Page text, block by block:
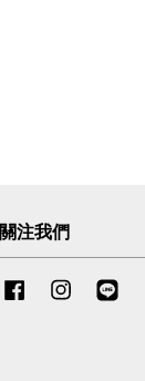
關注我們
FacebookInstagram